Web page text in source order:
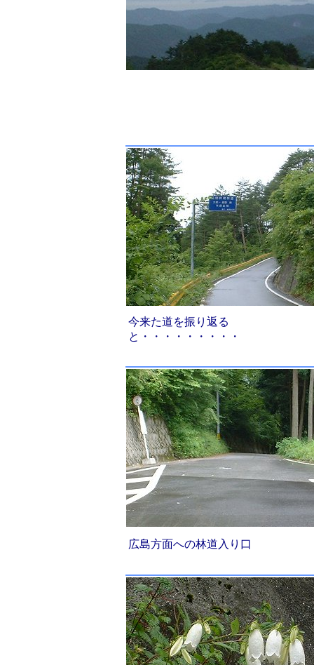
今来た道を振り返る
と・・・・・・・・・
広島方面への林道入り口